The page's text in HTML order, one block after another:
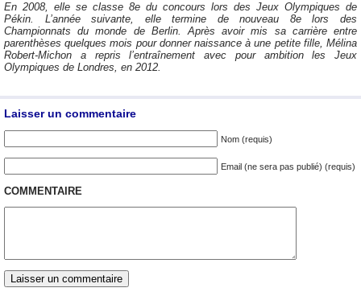
En 2008, elle se classe 8e du concours lors des Jeux Olympiques de
Pékin. L’année suivante, elle termine de nouveau 8e lors des
Championnats du monde de Berlin. Après avoir mis sa carrière entre
parenthèses quelques mois pour donner naissance à une petite fille, Mélina
Robert-Michon a repris l’entraînement avec pour ambition les Jeux
Olympiques de Londres, en 2012.
Laisser un commentaire
Nom (requis)
Email (ne sera pas publié) (requis)
COMMENTAIRE